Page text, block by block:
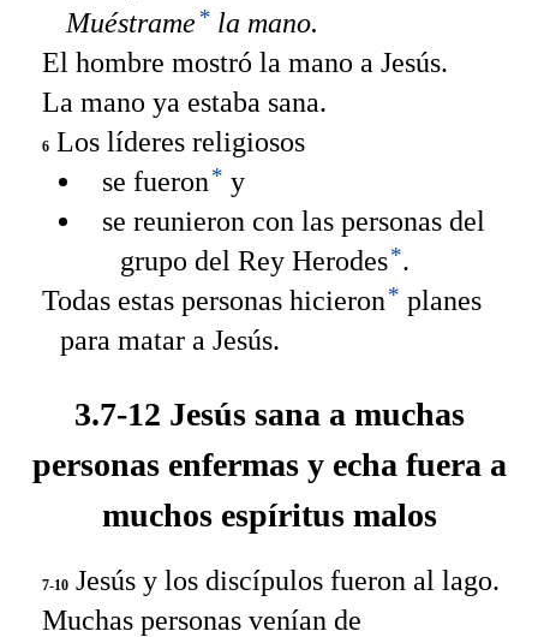
Muéstrame * la mano.
El hombre mostró la mano a Jesús.
La mano ya estaba sana.
6 Los líderes religiosos
se fueron* y
se reunieron con las personas del
grupo del Rey Herodes*.
Todas estas personas hicieron* planes
para matar a Jesús.
3.7-12 Jesús sana a muchas
personas enfermas y echa fuera a
muchos espíritus malos
7-10 Jesús y los discípulos fueron al lago.
Muchas personas venían de